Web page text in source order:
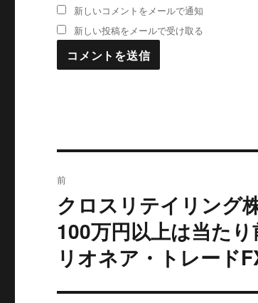
新しいコメントをメールで通知
新しい投稿をメールで受け取る
稿
ナ
ビ
ゲ
前
過
去
の
投
クロスリテイリング
100万円以上は当た
リオネア・トレード